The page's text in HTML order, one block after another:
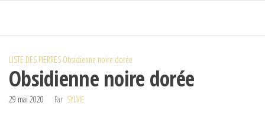
LISTE DES PIERRES Obsidienne noire dorée
Obsidienne noire dorée
29 mai 2020 Par SYLVIE